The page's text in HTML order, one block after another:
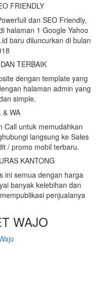
FRIENDLY
dan SEO Friendly,
halaman 1 Google Yahoo
baru diluncurkan di bulan
TERBAIK
dengan template yang
halaman admin yang
simple.
& WA
Call untuk memudahkan
langsung ke Sales
/ promo mobil terbaru.
KANTONG
ini semua dengan harga
banyak kelebihan dan
penjualanya
WAJO